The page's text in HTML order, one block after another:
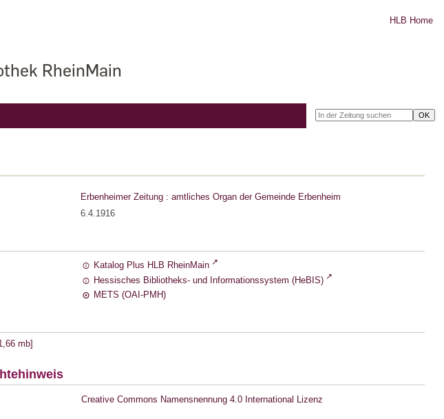
RheinMain
HLB Home
Erbenheimer Zeitung : amtliches Organ der Gemeinde Erbenheim
6.4.1916
Katalog Plus HLB RheinMain
Hessisches Bibliotheks- und Informationssystem (HeBIS)
METS (OAI-PMH)
mb]
Creative Commons Namensnennung 4.0 International Lizenz